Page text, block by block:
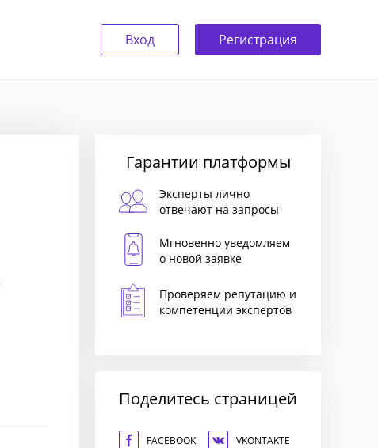
Вход Регистрация
Гарантии платформы
Эксперты лично
отвечают на запросы
Мгновенно уведомляем
о новой заявке
Проверяем репутацию и
компетенции экспертов
Поделитесь страницей
FACEBOOK VKONTAKTE